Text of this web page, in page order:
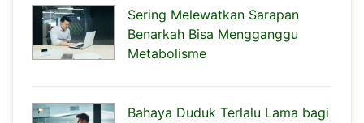
Sering Melewatkan Sarapan
Benarkah Bisa Mengganggu
Metabolisme
Bahaya Duduk Terlalu Lama bagi